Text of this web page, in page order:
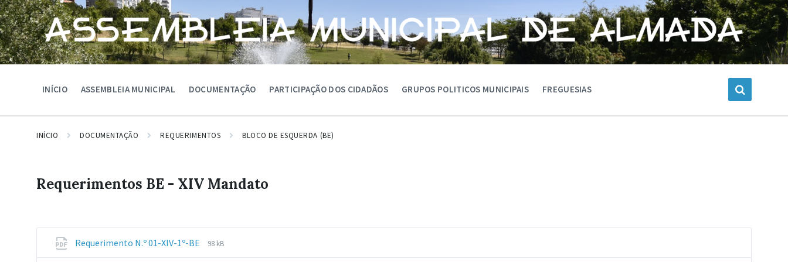
Skip
to
content
Skip
to
main
navigation
Skip
to
footer
INÍCIO ASSEMBLEIA MUNICIPAL DOCUMENTAÇÃO PARTICIPAÇÃO DOS CIDADÃOS GRUPOS POLITICOS MUNICIPAIS FREGUESIAS
INÍCIO DOCUMENTAÇÃO REQUERIMENTOS BLOCO DE ESQUERDA (BE)
Requerimentos BE - XIV Mandato
Requerimento N.º 01-XIV-1º-BE
File
File
98 kB